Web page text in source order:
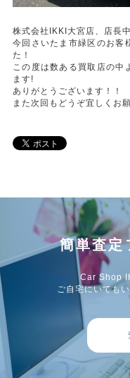
株式会社IKKI大宮店、店長
今回さいたま市緑区のお客
た！
この度は数ある買取店の中
ます!
ありがとうございます！！
また次回もどうぞ宜しくお
簡単査定
Car Shop
ご自宅にいても